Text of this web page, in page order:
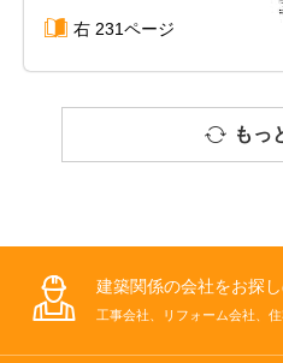
右 231ページ
もっ
建築関係の会社をお探
工事会社、リフォーム会社、